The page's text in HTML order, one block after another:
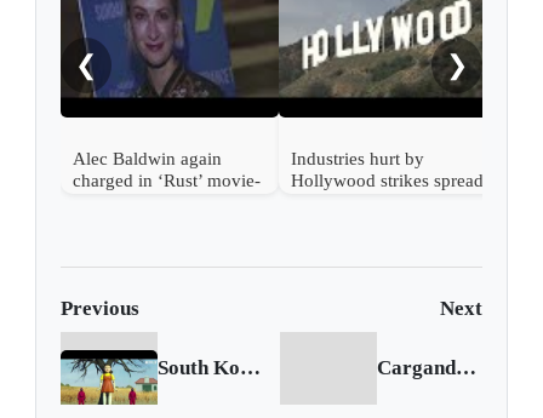
❮
Alec Baldwin again
charged in ‘Rust’ movie-
Industries hurt by
Hollywood strikes spread
❯
Previous Next
South Korean series ‘Squid Game’ scores global success Cargando siguiente...